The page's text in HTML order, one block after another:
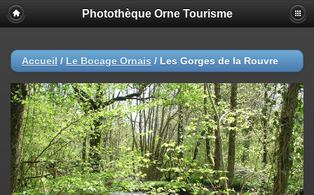
Photothèque Orne Tourisme
Accueil / Le Bocage Ornais / Les Gorges de la Rouvre